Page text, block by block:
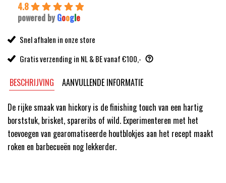
4.8
powered by Google
Snel afhalen in onze store
Gratis verzending in NL & BE vanaf €100,-
BESCHRIJVING AANVULLENDE INFORMATIE
De rijke smaak van hickory is de finishing touch van een hartig
borststuk, brisket, spareribs of wild. Experimenteren met het
toevoegen van gearomatiseerde houtblokjes aan het recept maakt
roken en barbecueën nog lekkerder.